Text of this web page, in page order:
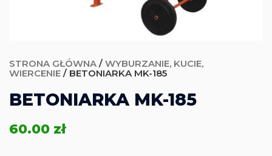
STRONA GŁÓWNA / WYBURZANIE, KUCIE,
WIERCENIE / BETONIARKA MK-185
BETONIARKA MK-185
60.00 zł